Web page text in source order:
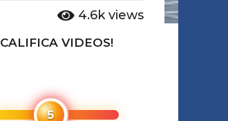
4.6k views
CALIFICA VIDEOS!